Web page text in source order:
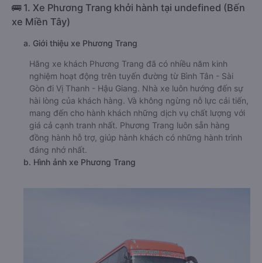
🚌 1. Xe Phương Trang khởi hành tại undefined (Bến
xe Miền Tây)
a. Giới thiệu xe Phương Trang
Hãng xe khách Phương Trang đã có nhiều năm kinh
nghiệm hoạt động trên tuyến đường từ Bình Tân - Sài
Gòn đi Vị Thanh - Hậu Giang. Nhà xe luôn hướng đến sự
hài lòng của khách hàng. Và không ngừng nỗ lực cải tiến,
mang đến cho hành khách những dịch vụ chất lượng với
giá cả cạnh tranh nhất. Phương Trang luôn sẵn hàng
đồng hành hỗ trợ, giúp hành khách có những hành trình
đáng nhớ nhất.
b. Hình ảnh xe Phương Trang